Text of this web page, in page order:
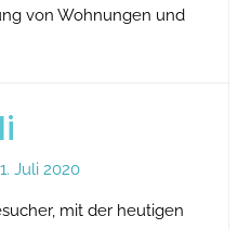
von Wohnungen und
Juli 2020
mit der heutigen